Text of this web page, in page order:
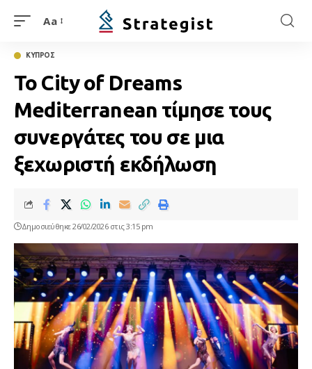
Aa
ΚΥΠΡΟΣ
Το City of Dreams
Mediterranean τίμησε τους
συνεργάτες του σε μια
ξεχωριστή εκδήλωση
Δημοσιεύθηκε 26/02/2026 στις 3:15 pm